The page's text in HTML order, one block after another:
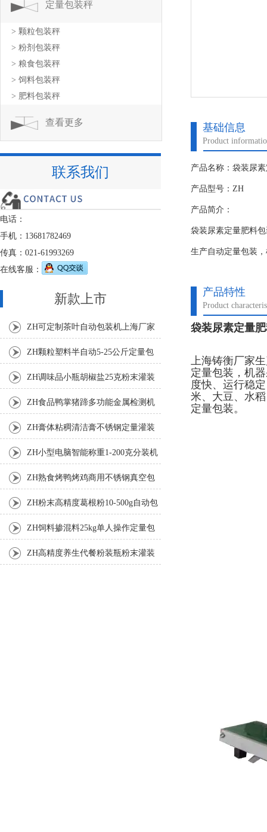
基础信息
Product
产品名称：袋装尿
产品型号：ZH
产品简介：
袋装尿素定量肥料
生产自动定量包装
产品特性
Product
袋装尿素定量
上海铸衡厂家
定量包装，机
度快、运行稳
米、大豆、水
定量包装。
定量包装秤
> 颗粒包装秤
> 粉剂包装秤
> 粮食包装秤
> 饲料包装秤
> 肥料包装秤
查看更多
联系我们
电话：
手机：13681782469
传真：021-61993269
在线客服：
新款上市
ZH可定制茶叶自动包装机上海厂家
ZH颗粒塑料半自动5-25公斤定量包
装机 ZH调味品小瓶胡椒盐25克粉末灌装
ZH食品鸭掌猪蹄多功能金属检测机
ZH膏体粘稠清洁膏不锈钢定量灌装
机厂家 ZH小型电脑智能称重1-200克分装机
ZH熟食烤鸭烤鸡商用不锈钢真空包
装机 ZH粉末高精度葛根粉10-500g自动包
装机 ZH饲料掺混料25kg单人操作定量包
装机 ZH高精度养生代餐粉装瓶粉末灌装